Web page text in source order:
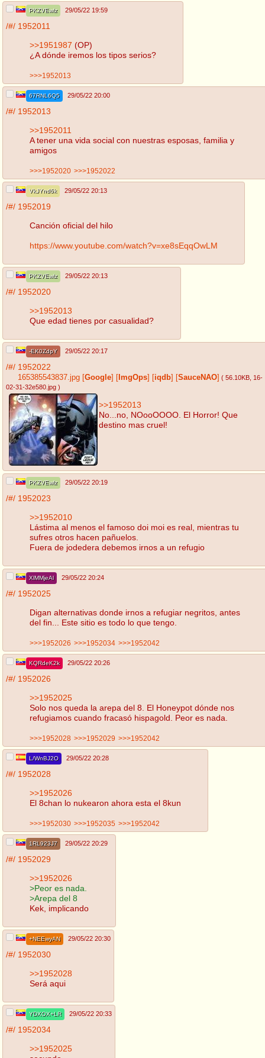
PKZVEwlz 29/05/22 19:59
/#/ 1952011
>>1951987 (OP)
¿A dónde iremos los tipos serios?
>>>1952013
67RNL6Q5 29/05/22 20:00
/#/ 1952013
>>1952011
A tener una vida social con nuestras esposas, familia y
amigos
>>>1952020 >>>1952022
VkJYnd6k 29/05/22 20:13
/#/ 1952019
Canción oficial del hilo
https://www.youtube.com/watch?v=xe8sEqqOwLM
PKZVEwlz 29/05/22 20:13
/#/ 1952020
>>1952013
Que edad tienes por casualidad?
-EK0ZdpY 29/05/22 20:17
/#/ 1952022
165385543837.jpg Google ImgOps iqdb SauceNAO ( 56.10KB , 16-
02-31-32e580.jpg )
>>1952013
No...no, NOooOOOO. El Horror! Que
destino mas cruel!
PKZVEwlz 29/05/22 20:19
/#/ 1952023
>>1952010
Lástima al menos el famoso doi moi es real, mientras tu
sufres otros hacen pañuelos.
Fuera de jodedera debemos irnos a un refugio
XlMMjeAl 29/05/22 20:24
/#/ 1952025
Digan alternativas donde irnos a refugiar negritos, antes
del fin... Este sitio es todo lo que tengo.
>>>1952026 >>>1952034 >>>1952042
KQRdeK2k 29/05/22 20:26
/#/ 1952026
>>1952025
Solo nos queda la arepa del 8. El Honeypot dónde nos
refugiamos cuando fracasó hispagold. Peor es nada.
>>>1952028 >>>1952029 >>>1952042
L/WnBJ2O 29/05/22 20:28
/#/ 1952028
>>1952026
El 8chan lo nukearon ahora esta el 8kun
>>>1952030 >>>1952035 >>>1952042
1RL923J7 29/05/22 20:29
/#/ 1952029
>>1952026
>Peor es nada.
>Arepa del 8
Kek, implicando
+NEEwyAN 29/05/22 20:30
/#/ 1952030
>>1952028
Será aqui
YDXOX+LR 29/05/22 20:33
/#/ 1952034
>>1952025